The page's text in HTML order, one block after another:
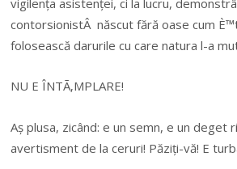
contorsionistÂ născut fără oase cum
folosească darurile cu care natura l-a
NU E ÎNTÃ‚MPLARE!
Aș plusa, zicând: e un semn, e un deget
avertisment de la ceruri! Păziți-vă! E